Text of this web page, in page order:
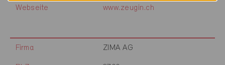
Webseite www.zeugin.ch
Firma ZIMA AG